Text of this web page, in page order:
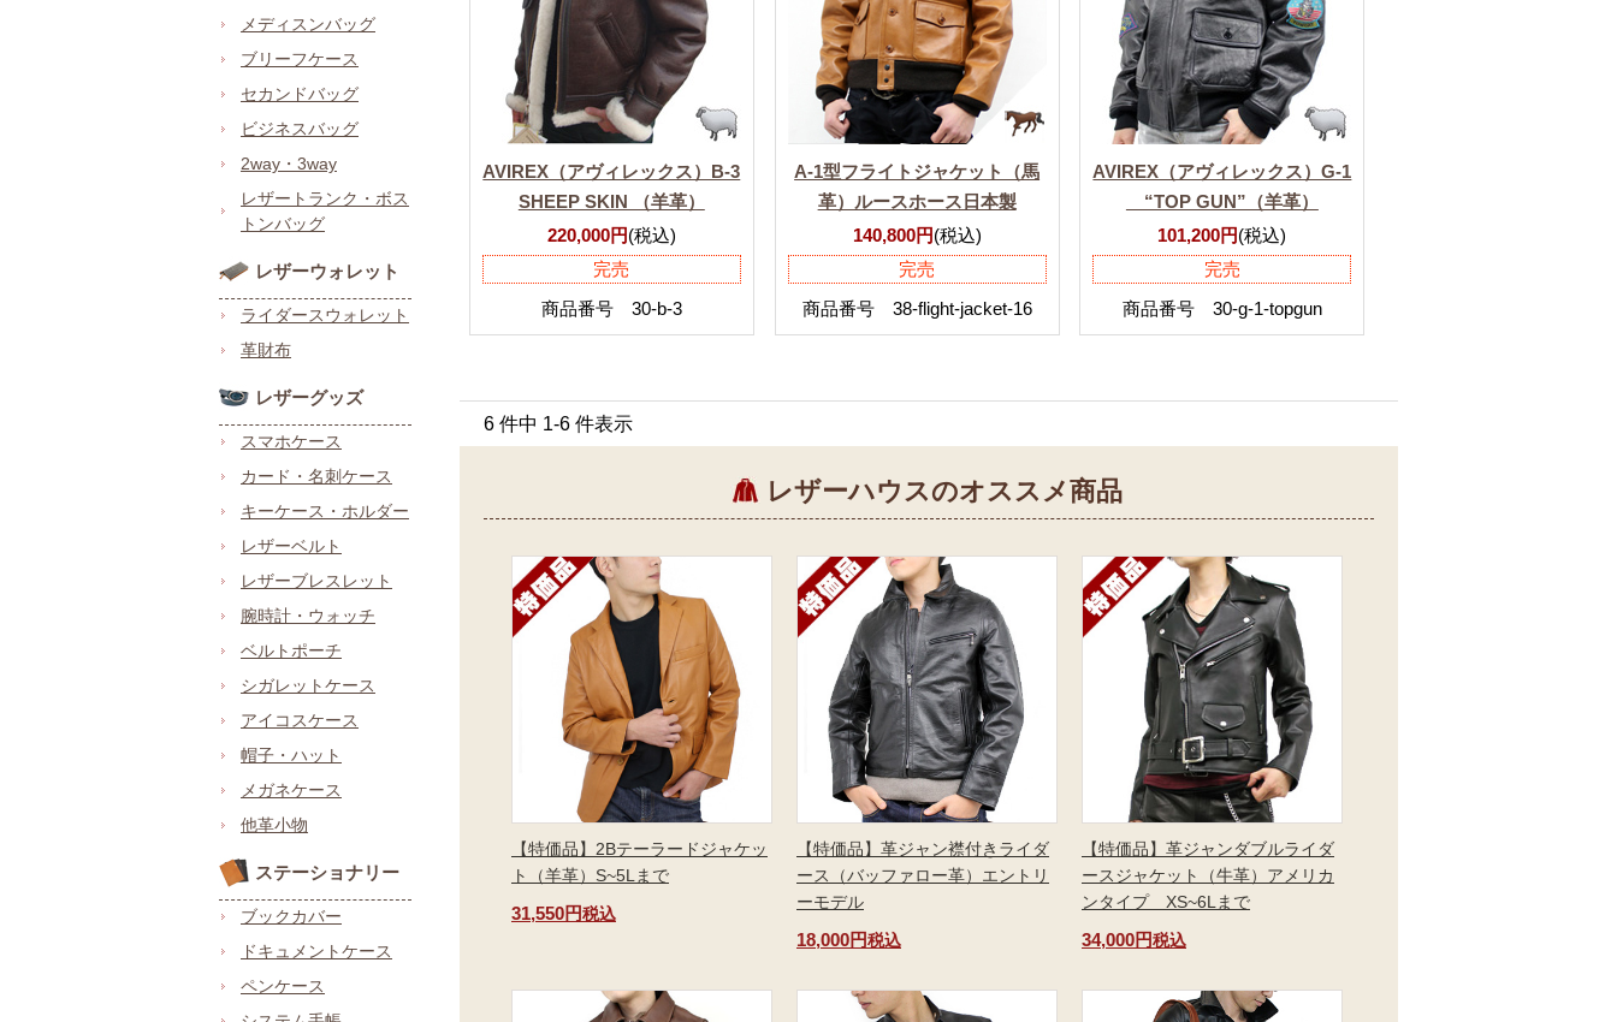
メディスンバッグ
ブリーフケース
セカンドバッグ
ビジネスバッグ
2way・3way
レザートランク・ボス
トンバッグ
レザーウォレット
ライダースウォレット
革財布
レザーグッズ
スマホケース
カード・名刺ケース
キーケース・ホルダー
レザーベルト
レザーブレスレット
腕時計・ウォッチ
ベルトポーチ
シガレットケース
アイコスケース
帽子・ハット
メガネケース
他革小物
ステーショナリー
ブックカバー
ドキュメントケース
ペンケース
AVIREX（アヴィレックス）B-3
SHEEP SKIN （羊革）
220,000円(税込)
完売
商品番号 30-b-3
A-1型フライトジャケット（馬
革）ルースホース日本製
140,800円(税込)
完売
商品番号 38-flight-jacket-16
AVIREX（アヴィレックス）G-1
“TOP GUN”（羊革）
101,200円(税込)
完売
商品番号 30-g-1-topgun
6 件中 1-6 件表示
レザーハウスのオススメ商品
【特価品】2Bテーラードジャケッ
ト（羊革）S~5Lまで
31,550円税込
【特価品】革ジャン襟付きライダ
ース（バッファロー革）エントリ
ーモデル
18,000円税込
【特価品】革ジャンダブルライダ
ースジャケット（牛革）アメリカ
ンタイプ XS~6Lまで
34,000円税込